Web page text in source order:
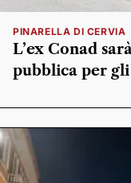
PINARELLA DI CERVIA
L’ex Conad
pubblica per